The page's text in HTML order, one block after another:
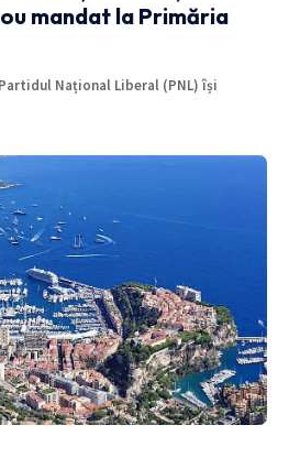
mandat la Primăria
Național Liberal (PNL) își